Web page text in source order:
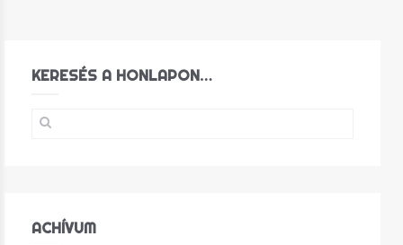
KERESÉS A HONLAPON…
ACHÍVUM